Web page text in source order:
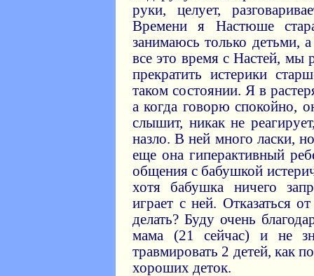
руки, целует,
Времени я Настюше
занимаюсь только детьми,
все это время с Настей, мы
прекратить истерики
таком состоянии. Я в
а когда говорю спокойно,
слышит, никак не
назло. В ней много ласки,
еще она гиперактивный
общения с бабушкой
хотя бабушка ничего
играет с ней. Отказаться
делать? Буду очень
мама (21 сейчас) и не
травмировать 2 детей, как
хороших деток.